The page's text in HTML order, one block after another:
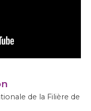
de la Filière de